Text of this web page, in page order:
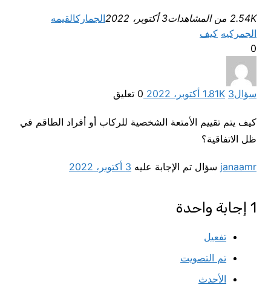
2.54K من المشاهدات 3 أكتوبر، 2022 الجماركالقيمه
الجمركيه كيف
0
سؤال 1.81K 3 أكتوبر، 2022 0 تعليق
كيف يتم تقييم الأمتعة الشخصية للركاب أو أفراد الطاقم في
ظل الاتفاقية؟
janaamr سؤال تم الإجابة عليه 3 أكتوبر، 2022
1إجابة واحدة
تفعيل
تم التصويت
الأحدث